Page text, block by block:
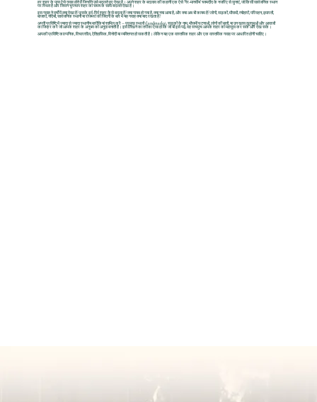
हर शहर के पास ऐसे गवाह होते हैं जिन्होंने उसे बदलते हुए देखा है। अपने शहर के बदलाव की कहानी एक ऐसे 'गैर-मानवीय' चश्मदीद के नजरिए से सुनाएं, जो किसी सार्वजनिक स्थान
पर स्थित है और जिसने चुपचाप शहर को समय के साथ बदलते देखा है।
इस गवाह ने वर्षों में क्या देखा है? इसके इर्द-गिर्द शहर कैसे बदला है? क्या गायब हो गया है, क्या नया आया है, और क्या अब भी कायम है? लोगों, सड़कों, मौसमों, त्योहारों, परिवहन, इमारतों,
बाजारों, नदियों, सार्वजनिक स्थानों या रोजमर्रा की जिंदगी के बारे में यह गवाह क्या याद रखता है?
अपनी प्रविष्टि में ज्यादा से ज्यादा स्थानीय बारीकियां शामिल करें — प्रमुख स्थलों (landmarks), सड़कों के नाम, मौसमी घटनाओं, लोगों की बातों, या उन खास खुशबुओं और आवाजों
का जिक्र करें जो आपके शहर के अनुभव को अनूठा बनाती हैं। इसे लिखने का तरीका ऐसा हो कि जो भी इसे पढ़े, वह सचमुच आपके शहर को महसूस कर सके और देख सके।
आपकी प्रविष्टि काल्पनिक, विचारशील, ऐतिहासिक, विनोदी या व्यक्तिगत हो सकती है। लेकिन यह एक वास्तविक शहर और एक वास्तविक गवाह पर आधारित होनी चाहिए।